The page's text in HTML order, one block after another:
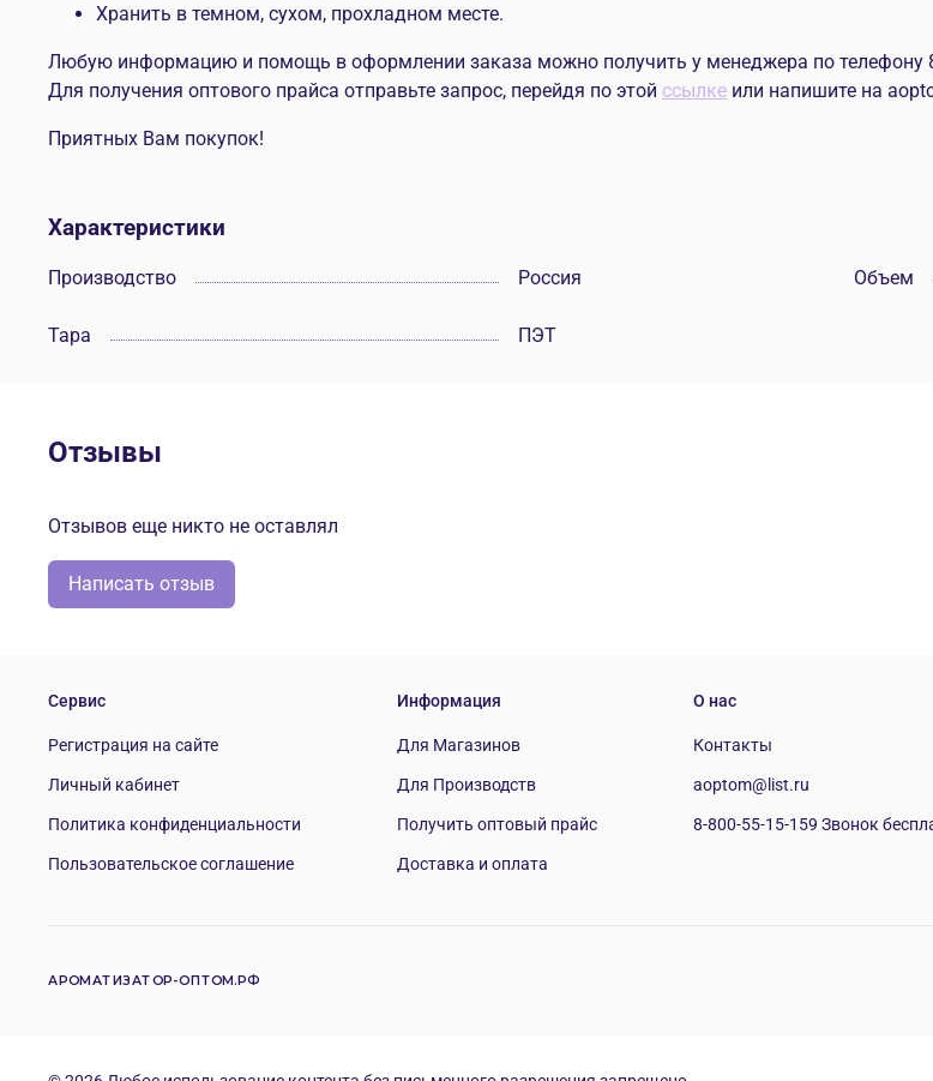
Хранить в темном, сухом, прохладном месте.
Любую информацию и помощь в оформлении заказа можно получить у менеджера по телефону
Для получения оптового прайса отправьте запрос, перейдя по этой ссылке или напишите на
Приятных Вам покупок!
Характеристики
Производство Россия Объем
Тара ПЭТ
Отзывы
Отзывов еще никто не оставлял
Написать отзыв
Сервис
Регистрация на сайте
Личный кабинет
Политика конфиденциальности
Пользовательское соглашение
Информация
Для Магазинов
Для Производств
Получить оптовый прайс
Доставка и оплата
О нас
Контакты
aoptom@list.ru
8-800-55-15-159 Звонок
АРОМАТИЗАТОР-ОПТОМ.РФ